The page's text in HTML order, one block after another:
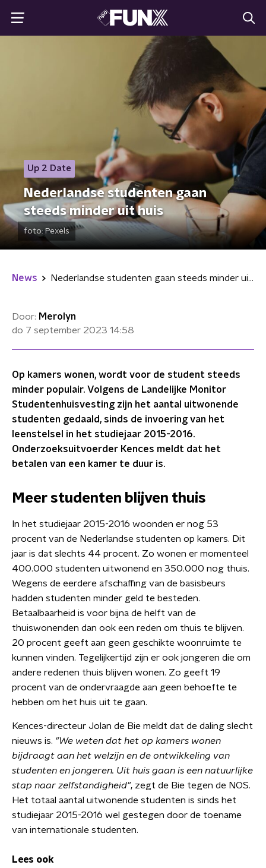
Up 2 Date
Nederlandse studenten gaan
steeds minder uit huis
foto:Pexels
News Nederlandse studenten gaan steeds minder uit huis
Door: Merolyn
do 7 september 2023 14:58
Op kamers wonen, wordt voor de student steeds
minder populair. Volgens de Landelijke Monitor
Studentenhuisvesting zijn het aantal uitwonende
studenten gedaald, sinds de invoering van het
leenstelsel in het studiejaar 2015-2016.
Onderzoeksuitvoerder Kences meldt dat het
betalen van een kamer te duur is.
Meer studenten blijven thuis
In het studiejaar 2015-2016 woonden er nog 53
procent van de Nederlandse studenten op kamers. Dit
jaar is dat slechts 44 procent. Zo wonen er momenteel
400.000 studenten uitwonend en 350.000 nog thuis.
Wegens de eerdere afschaffing van de basisbeurs
hadden studenten minder geld te besteden.
Betaalbaarheid is voor bijna de helft van de
thuiswonenden dan ook een reden om thuis te blijven.
20 procent geeft aan geen geschikte woonruimte te
kunnen vinden. Tegelijkertijd zijn er ook jongeren die om
andere redenen thuis blijven wonen. Zo geeft 19
procent van de ondervraagde aan geen behoefte te
hebben om het huis uit te gaan.
Kences-directeur Jolan de Bie meldt dat de daling slecht
nieuws is. "We weten dat het op kamers wonen
bijdraagt aan het welzijn en de ontwikkeling van
studenten en jongeren. Uit huis gaan is een natuurlijke
stap naar zelfstandigheid", zegt de Bie tegen de NOS.
Het totaal aantal uitwonende studenten is sinds het
studiejaar 2015-2016 wel gestegen door de toename
van internationale studenten.
Lees ook